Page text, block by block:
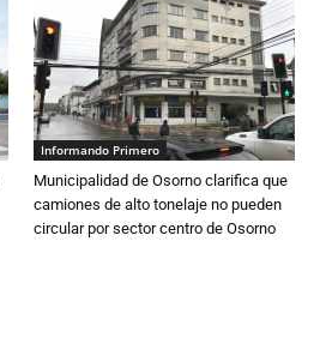
Informando Primero
Municipalidad de Osorno clarifica que
camiones de alto tonelaje no pueden
circular por sector centro de Osorno